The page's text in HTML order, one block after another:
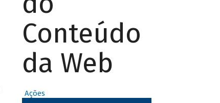
Conteúdo
da Web
Ações